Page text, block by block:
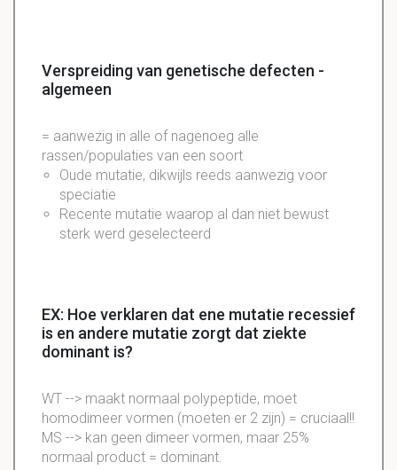
Verspreiding van genetische defecten -
algemeen
= aanwezig in alle of nagenoeg alle
rassen/populaties van een soort
Oude mutatie, dikwijls reeds aanwezig voor
speciatie
Recente mutatie waarop al dan niet bewust
sterk werd geselecteerd
EX: Hoe verklaren dat ene mutatie recessief
is en andere mutatie zorgt dat ziekte
dominant is?
WT --> maakt normaal polypeptide, moet
homodimeer vormen (moeten er 2 zijn) = cruciaal!!
MS --> kan geen dimeer vormen, maar 25%
normaal product = dominant.